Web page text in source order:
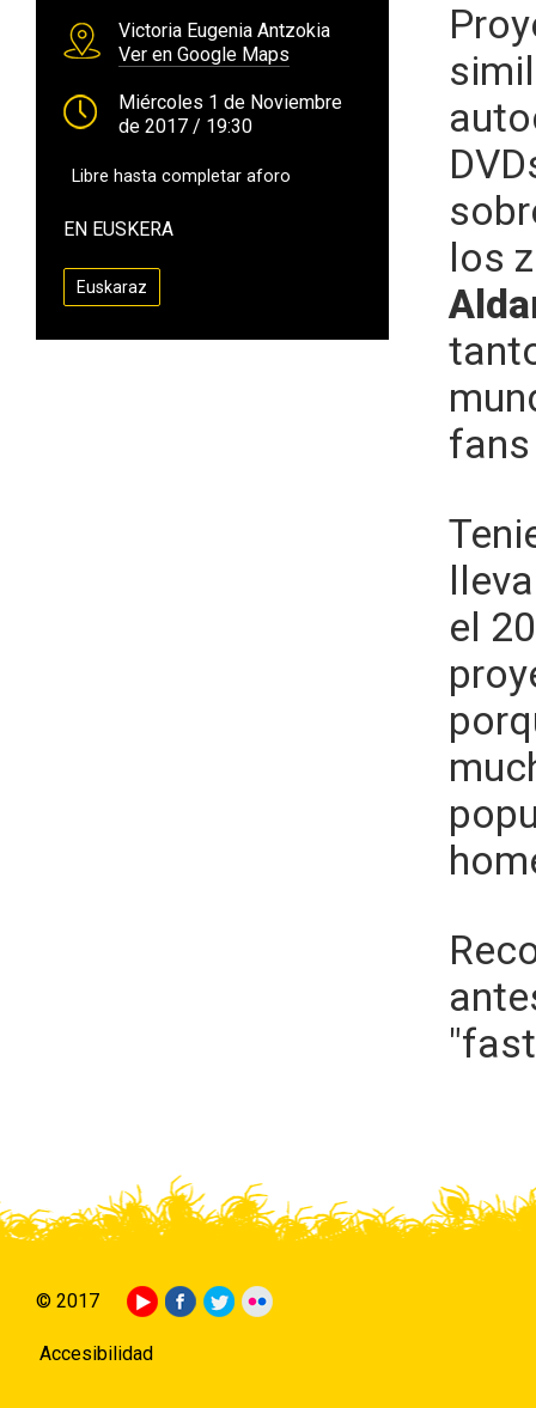
Victoria Eugenia Antzokia
Ver en Google Maps
Miércoles 1 de Noviembre
de 2017 / 19:30
Libre hasta completar aforo
EN EUSKERA
Euskaraz
los
el
© 2017
Accesibilidad